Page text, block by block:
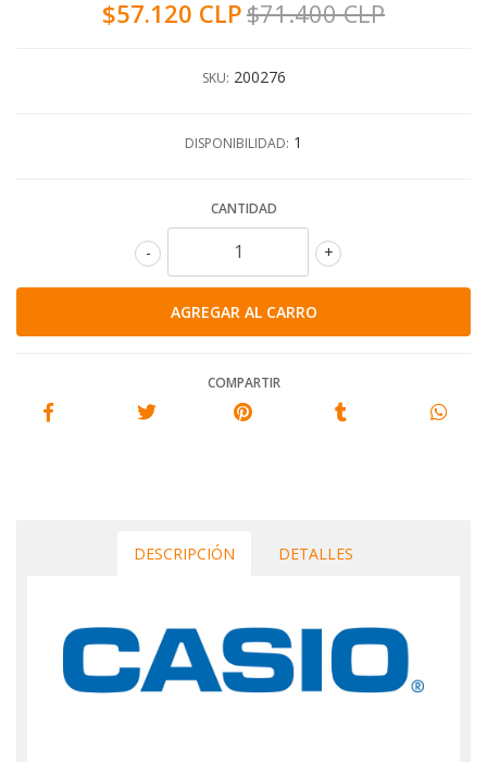
$57.120 CLP$71.400 CLP
SKU: 200276
DISPONIBILIDAD: 1
CANTIDAD
+
-
COMPARTIR
DESCRIPCIÓN DETALLES